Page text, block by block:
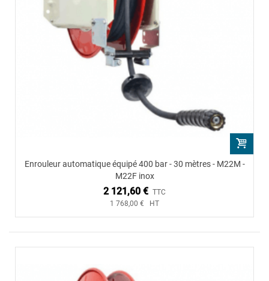
Enrouleur automatique équipé 400 bar - 30 mètres - M22M -
M22F inox
2 121,60 € TTC
1 768,00 € HT